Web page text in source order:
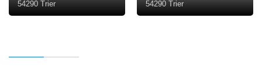
54290 Trier 54290 Trier